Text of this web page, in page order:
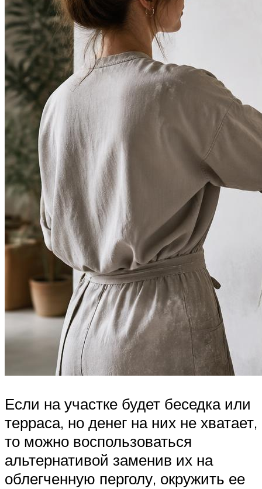
Если на участке будет беседка или
терраса, но денег на них не хватает,
то можно воспользоваться
альтернативой заменив их на
облегченную перголу, окружить ее